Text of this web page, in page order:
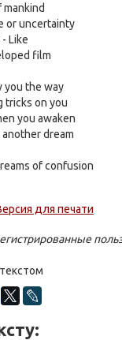
mankind
or uncertainty
Like
film
you the way
tricks on you
you awaken
dream
of confusion